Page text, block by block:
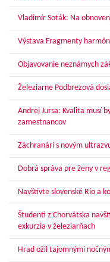
Vladimír Soták: Na
Výstava Fragmenty
Objavovanie neznámych
Železiarne Podbrezová
Andrej Jursa: Kvalita musí
zamestnancov
Záchranári s novým
Dobrá správa pre ženy v
Navštívte slovenské Rio a
Študenti z Chorvátska
exkurzia v železiarňach
Hrad ožil tajomnými